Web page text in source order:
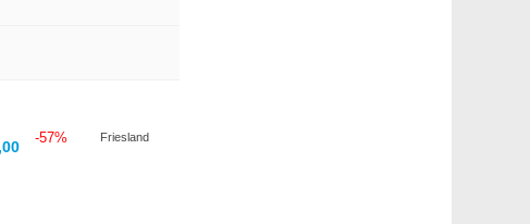
-57% Friesland